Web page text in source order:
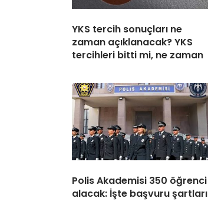
YKS tercih sonuçları ne
zaman açıklanacak? YKS
tercihleri bitti mi, ne zaman
Polis Akademisi 350 öğrenci
alacak: İşte başvuru şartları